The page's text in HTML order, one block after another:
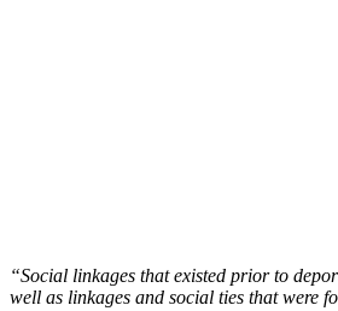
“Social linkages that existed prior to
well as linkages and social ties that were